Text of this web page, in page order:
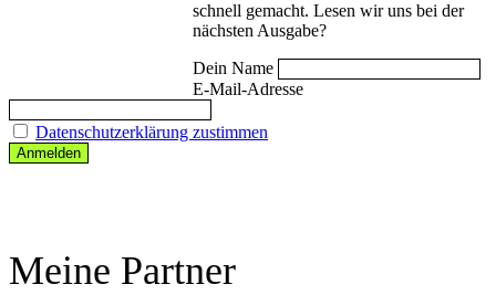
schnell gemacht. Lesen wir uns bei der
nächsten Ausgabe?
Dein Name
E-Mail-Adresse
Datenschutzerklärung zustimmen
Meine Partner